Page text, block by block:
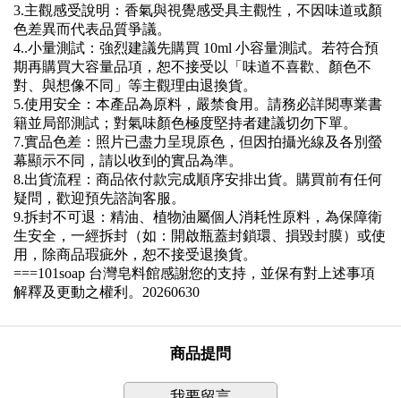
3.主觀感受說明： 香氣與視覺感受具主觀性，不因味道或顏
色差異而代表品質爭議。
4..小量測試： 強烈建議先購買 10ml 小容量測試。若符合預
期再購買大容量品項，恕不接受以「味道不喜歡、顏色不
對、與想像不同」等主觀理由退換貨。
5.使用安全：本產品為原料，嚴禁食用。請務必詳閱專業書
籍並局部測試；對氣味顏色極度堅持者建議切勿下單。
7.實品色差： 照片已盡力呈現原色，但因拍攝光線及各別螢
幕顯示不同，請以收到的實品為準。
8.出貨流程： 商品依付款完成順序安排出貨。購買前有任何
疑問，歡迎預先諮詢客服。
9.拆封不可退： 精油、植物油屬個人消耗性原料，為保障衛
生安全，一經拆封（如：開啟瓶蓋封鎖環、損毀封膜）或使
用，除商品瑕疵外，恕不接受退換貨。
===101soap 台灣皂料館感謝您的支持，並保有對上述事項
解釋及更動之權利。 20260630
商品提問